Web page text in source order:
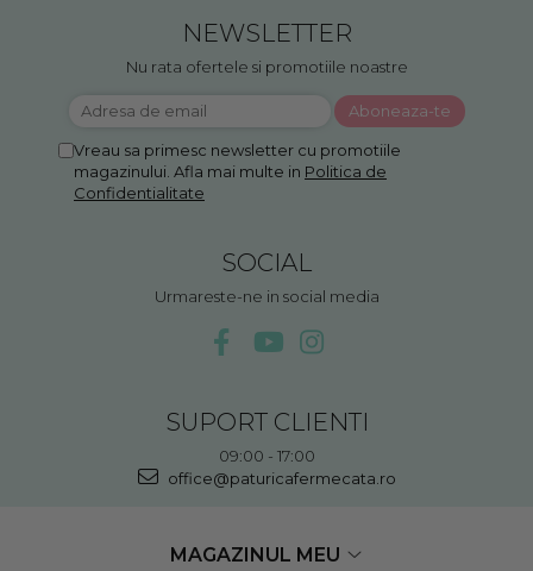
NEWSLETTER
Nu rata ofertele si promotiile noastre
Vreau sa primesc newsletter cu promotiile
magazinului. Afla mai multe in Politica de
Confidentialitate
SOCIAL
Urmareste-ne in social media
SUPORT CLIENTI
09:00 - 17:00
office@paturicafermecata.ro
MAGAZINUL MEU